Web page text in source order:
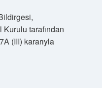
tarafından
(III) kararıyla